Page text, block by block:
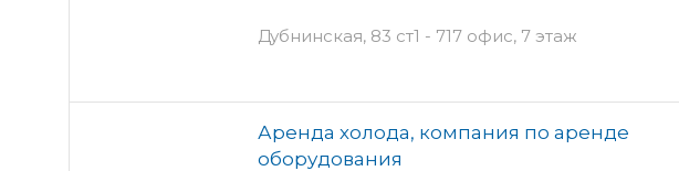
Дубнинская, 83 ст1 - 717 офис, 7 этаж
Аренда холода, компания по аренде
оборудования